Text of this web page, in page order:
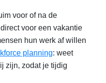
voor of na de
voor een vakantie
hun werk af willen
planning: weet
zijn, zodat je tijdig